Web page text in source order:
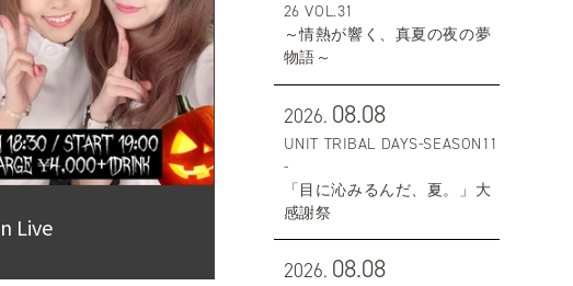
Live
26 VOL.31
～情熱が響く、真夏の夜の夢
物語～
2026. 08.08
UNIT TRIBAL DAYS-SEASON11
-
「目に沁みるんだ、夏。」大
感謝祭
2026. 08.08